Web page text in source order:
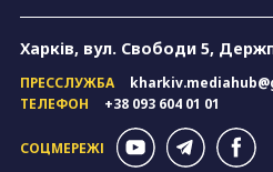
Харків, вул. Свободи 5,
ПРЕССЛУЖБА
ТЕЛЕФОН
+38 093 604 01 01
СОЦМЕРЕЖІ